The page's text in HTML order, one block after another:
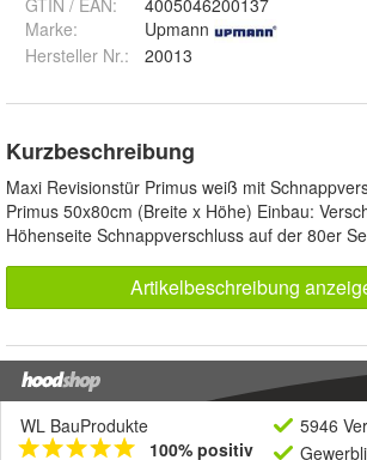
Marke:
Upmann
Hersteller Nr.:
20013
Kurzbeschreibung
Maxi Revisionstür Primus weiß mit
Primus 50x80cm (Breite x Höhe) Einbau:
Höhenseite Schnappverschluss auf der 80er
Artikelbeschreibung
WL BauProdukte
100% positiv
5946